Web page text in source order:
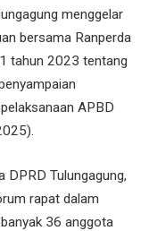
menggelar
bersama Ranperda
tahun 2023 tentang
APBD
DPRD Tulungagung,
rapat dalam
36 anggota